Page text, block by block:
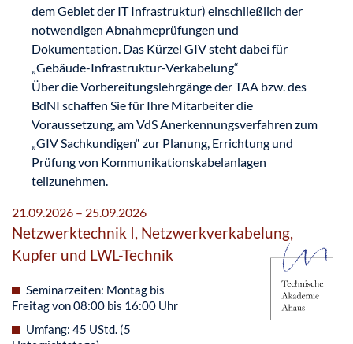
dem Gebiet der IT Infrastruktur) einschließlich der
notwendigen Abnahmeprüfungen und
Dokumentation. Das Kürzel GIV steht dabei für
„Gebäude-Infrastruktur-Verkabelung“
Über die Vorbereitungslehrgänge der TAA bzw. des
BdNI schaffen Sie für Ihre Mitarbeiter die
Voraussetzung, am VdS Anerkennungsverfahren zum
„GIV Sachkundigen“ zur Planung, Errichtung und
Prüfung von Kommunikationskabelanlagen
teilzunehmen.
21.09.2026 – 25.09.2026
Netzwerktechnik I, Netzwerkverkabelung,
Kupfer und LWL-Technik
Seminarzeiten: Montag bis
Freitag von 08:00 bis 16:00 Uhr
Umfang: 45 UStd. (5